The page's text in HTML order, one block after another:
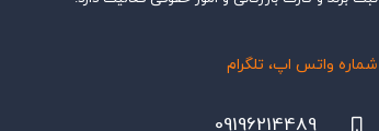
شماره واتس اپ، تلگرام
09196214489